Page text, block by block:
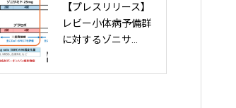
【プレスリリース】
レビー小体病予備群
に対するゾニサ...